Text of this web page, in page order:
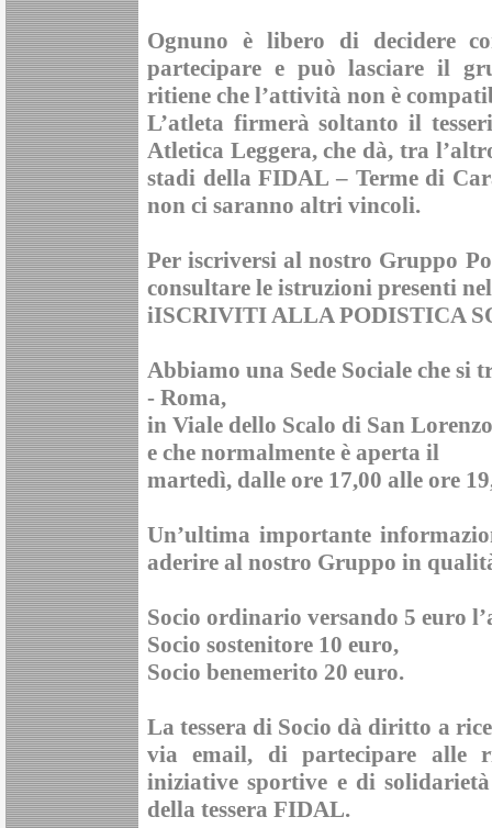
Ognuno è libero di decidere
partecipare e può lasciare il
ritiene che l’attività non è
L’atleta firmerà soltanto il
Atletica Leggera, che dà, tra
stadi della FIDAL – Terme di
non ci saranno altri vincoli.
Per iscriversi al nostro Gruppo
consultare le istruzioni presenti
iISCRIVITI ALLA PODISTICA
Abbiamo una Sede Sociale che si
- Roma,
in Viale dello Scalo di San
e che normalmente è aperta il
martedì, dalle ore 17,00 alle ore
Un’ultima importante
aderire al nostro Gruppo in
Socio ordinario versando 5 euro
Socio sostenitore 10 euro,
Socio benemerito 20 euro.
La tessera di Socio dà diritto a
via email, di partecipare alle
iniziative sportive e di
della tessera FIDAL.